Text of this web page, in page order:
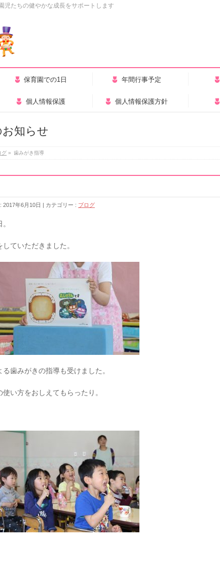
児たちの健やかな成長をサポートします
保育園での1日 年間行事予定
個人情報保護 個人情報保護方針
知らせ
グ » 歯みがき指導
2017年6月10日 カテゴリー : ブログ
ていただきました。
歯みがきの指導も受けました。
い方をおしえてもらったり。